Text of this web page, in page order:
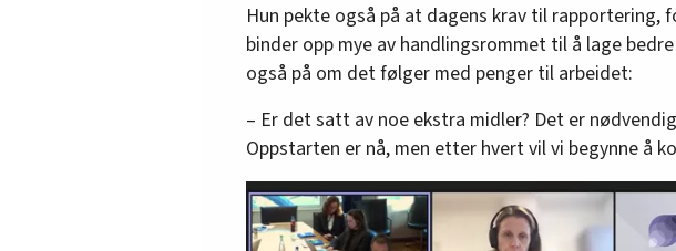
Hun pekte også på at dagens krav til rapportering,
binder opp mye av handlingsrommet til å lage
også på om det følger med penger til arbeidet:
– Er det satt av noe ekstra midler? Det er
Oppstarten er nå, men etter hvert vil vi begynne å